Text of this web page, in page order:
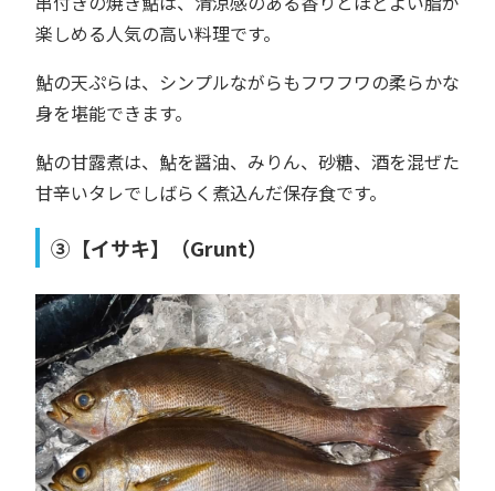
楽しめる人気の高い料理です。
鮎の天ぷらは、シンプルながらもフワフワの柔らかな
身を堪能できます。
鮎の甘露煮は、鮎を醤油、みりん、砂糖、酒を混ぜた
甘辛いタレでしばらく煮込んだ保存食です。
③【イサキ】（Grunt）